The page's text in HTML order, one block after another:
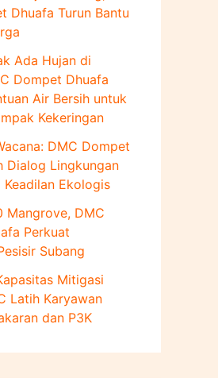
Dhuafa Turun Bantu
Ada Hujan di
Dompet Dhuafa
Air Bersih untuk
Kekeringan
DMC Dompet
Dialog Lingkungan
Keadilan Ekologis
Mangrove, DMC
Perkuat
Subang
Mitigasi
Latih Karyawan
dan P3K